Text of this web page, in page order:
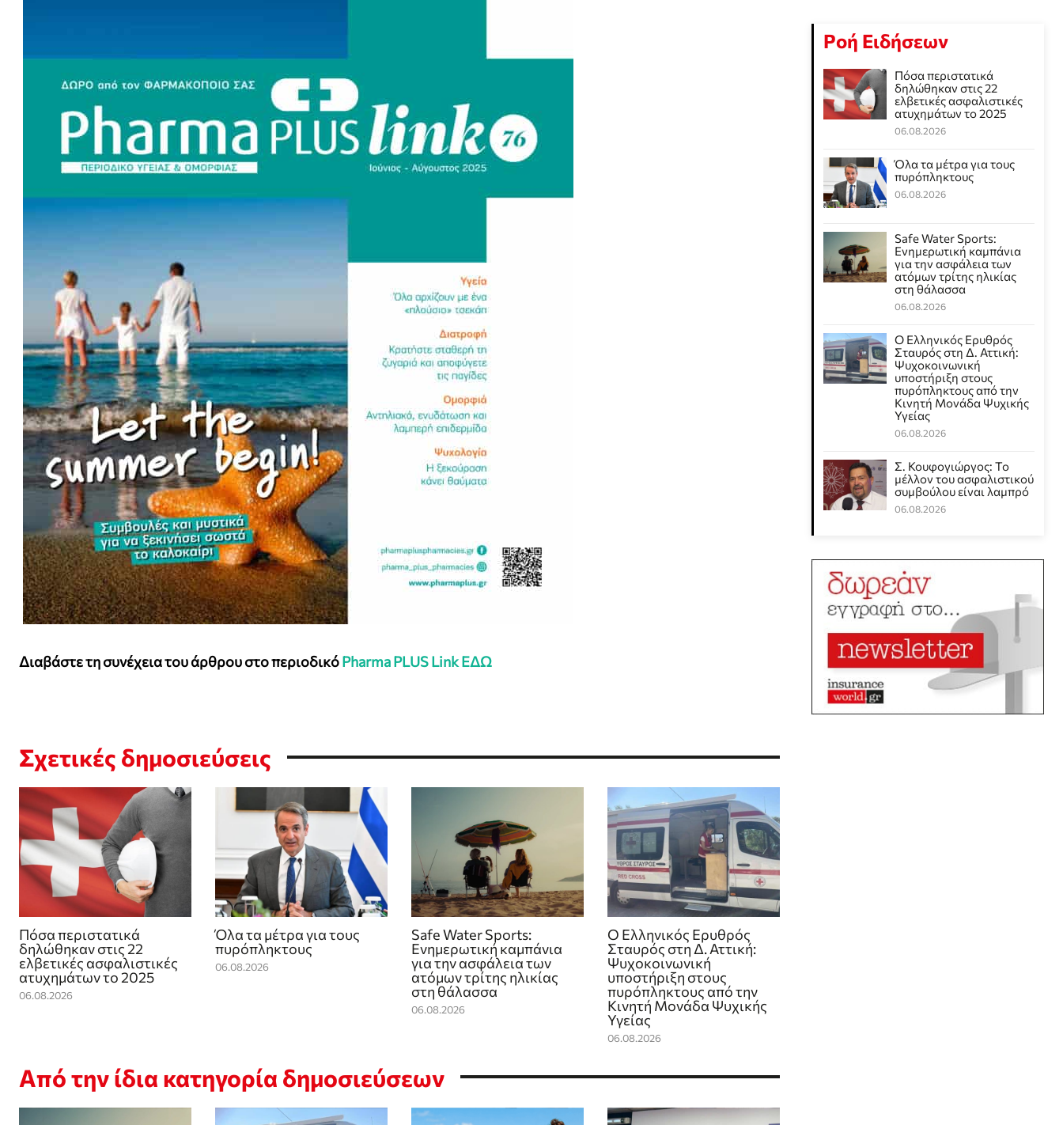
Διαβάστε τη συνέχεια του άρθρου στο περιοδικόPharma PLUS Link ΕΔΩ
Σχετικές δημοσιεύσεις
Πόσα περιστατικά
δηλώθηκαν στις 22
ελβετικές ασφαλιστικές
ατυχημάτων το 2025
06.08.2026
Όλα τα μέτρα για τους
πυρόπληκτους
06.08.2026
Safe Water Sports:
Eνημερωτική καμπάνια
για την ασφάλεια των
ατόμων τρίτης ηλικίας
στη θάλασσα
06.08.2026
Ο Ελληνικός Ερυθρός
Σταυρός στη Δ. Αττική:
Ψυχοκοινωνική
υποστήριξη στους
πυρόπληκτους από την
Κινητή Μονάδα Ψυχικής
Υγείας
06.08.2026
Από την ίδια κατηγορία δημοσιεύσεων
Ροή Ειδήσεων
Πόσα περιστατικά
δηλώθηκαν στις 22
ελβετικές ασφαλιστικές
ατυχημάτων το 2025
06.08.2026
Όλα τα μέτρα για τους
πυρόπληκτους
06.08.2026
Safe Water Sports:
Eνημερωτική καμπάνια
για την ασφάλεια των
ατόμων τρίτης ηλικίας
στη θάλασσα
06.08.2026
Ο Ελληνικός Ερυθρός
Σταυρός στη Δ. Αττική:
Ψυχοκοινωνική
υποστήριξη στους
πυρόπληκτους από την
Κινητή Μονάδα Ψυχικής
Υγείας
06.08.2026
Σ. Κουφογιώργος: To
μέλλον του ασφαλιστικού
συμβούλου είναι λαμπρό
06.08.2026